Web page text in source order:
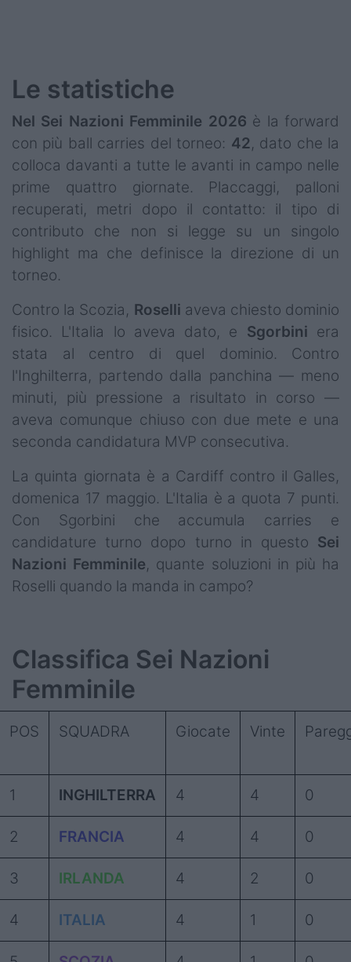
Le statistiche
Nel Sei Nazioni Femminile 2026 è la forward
con più ball carries del torneo: 42, dato che la
colloca davanti a tutte le avanti in campo nelle
prime quattro giornate. Placcaggi, palloni
recuperati, metri dopo il contatto: il tipo di
contributo che non si legge su un singolo
highlight ma che definisce la direzione di un
torneo.
Contro la Scozia, Roselli aveva chiesto dominio
fisico. L'Italia lo aveva dato, e Sgorbini era
stata al centro di quel dominio. Contro
l'Inghilterra, partendo dalla panchina — meno
minuti, più pressione a risultato in corso —
aveva comunque chiuso con due mete e una
seconda candidatura MVP consecutiva.
La quinta giornata è a Cardiff contro il Galles,
domenica 17 maggio. L'Italia è a quota 7 punti.
Con Sgorbini che accumula carries e
candidature turno dopo turno in questo Sei
Nazioni Femminile, quante soluzioni in più ha
Roselli quando la manda in campo?
Classifica Sei Nazioni
Femminile
POS SQUADRA Giocate Vinte
1 INGHILTERRA 4 4 0
2 FRANCIA 4 4 0
3 IRLANDA 4 2 0
4 ITALIA 4 1 0